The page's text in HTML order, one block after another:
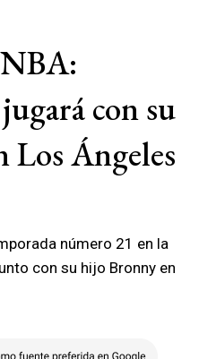
con su
Los Ángeles
número 21 en la
con su hijo Bronny en